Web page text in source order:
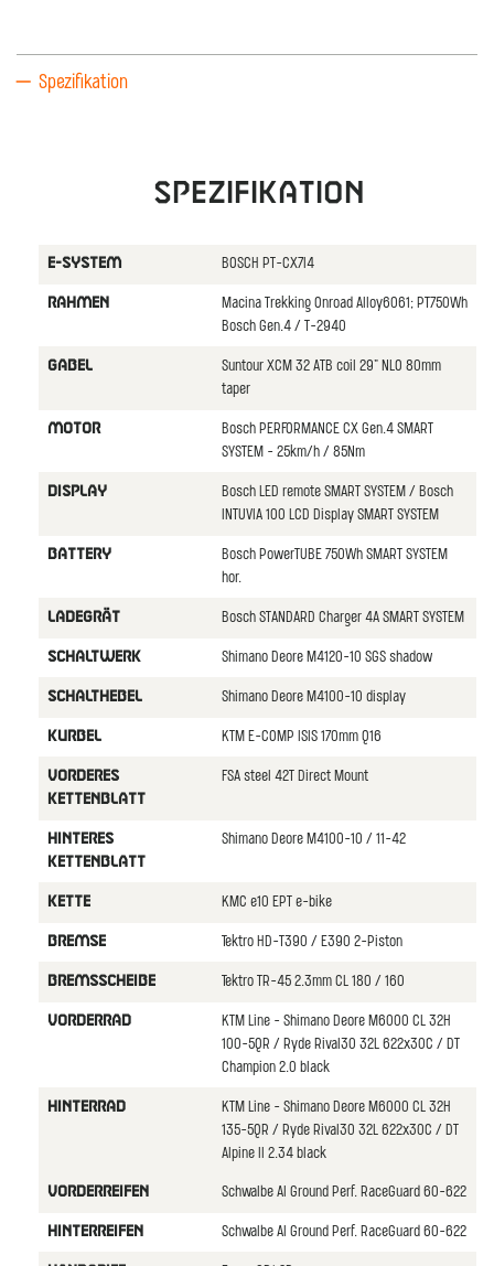
Spezifikation
Spezifikation
E-SYSTEM BOSCH PT-CX7I4
RAHMEN
Macina Trekking Onroad Alloy6061; PT750Wh
Bosch Gen.4 / T-2940
GABEL
Suntour XCM 32 ATB coil 29" NLO 80mm
taper
MOTOR
Bosch PERFORMANCE CX Gen.4 SMART
SYSTEM - 25km/h / 85Nm
DISPLAY
Bosch LED remote SMART SYSTEM / Bosch
INTUVIA 100 LCD Display SMART SYSTEM
BATTERY
Bosch PowerTUBE 750Wh SMART SYSTEM
hor.
LADEGRÄT Bosch STANDARD Charger 4A SMART SYSTEM
SCHALTWERK Shimano Deore M4120-10 SGS shadow
SCHALTHEBEL Shimano Deore M4100-10 display
KURBEL KTM E-COMP ISIS 170mm Q16
VORDERES
KETTENBLATT
FSA steel 42T Direct Mount
HINTERES
KETTENBLATT
Shimano Deore M4100-10 / 11-42
KETTE KMC e10 EPT e-bike
BREMSE Tektro HD-T390 / E390 2-Piston
BREMSSCHEIBE Tektro TR-45 2.3mm CL 180 / 160
VORDERRAD
KTM Line - Shimano Deore M6000 CL 32H
100-5QR / Ryde Rival30 32L 622x30C / DT
Champion 2.0 black
HINTERRAD
KTM Line - Shimano Deore M6000 CL 32H
135-5QR / Ryde Rival30 32L 622x30C / DT
Alpine II 2.34 black
VORDERREIFEN Schwalbe Al Ground Perf. RaceGuard 60-622
HINTERREIFEN Schwalbe Al Ground Perf. RaceGuard 60-622